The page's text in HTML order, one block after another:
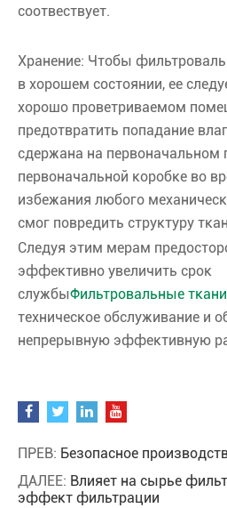
соотвествует.
Хранение: Чтобы
в хорошем состоянии, ее
хорошо проветриваемом
предотвратить попадание
сдержана на первоначальном
первоначальной коробке во
избежания любого
смог повредить структуру
Следуя этим мерам
эффективно увеличить срок
службыФильтровальные ткани
техническое обслуживание и
непрерывную эффективную
ПРЕВ: Безопасное
ДАЛЕЕ: Влияет на сырье
эффект фильтрации